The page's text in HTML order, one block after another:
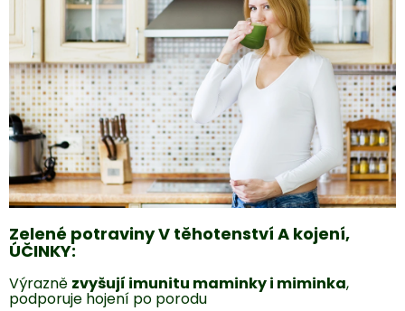
Zelené potraviny V těhotenství A kojení,
ÚČINKY:
Výrazně zvyšují imunitu maminky i miminka,
podporuje hojení po porodu